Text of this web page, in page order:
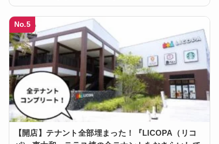
No.5
【開店】テナント全部埋まった！『LICOPA（リコ